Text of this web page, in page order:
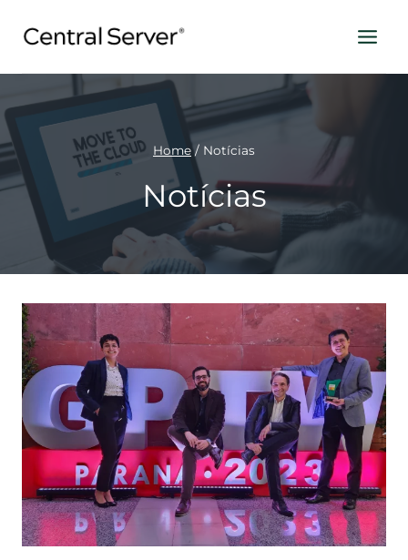
para
Conteúdo
Home / Notícias
Notícias